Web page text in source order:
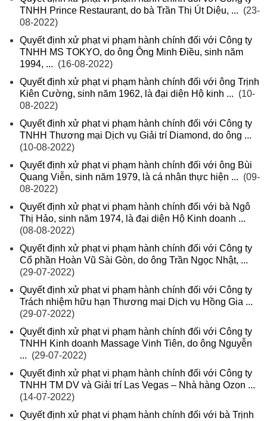
TNHH Prince Restaurant, do bà Trần Thị Út Diệu, ... (23-
08-2022)
Quyết định xử phạt vi phạm hành chính đối với Công ty
TNHH MS TOKYO, do ông Ông Minh Điều, sinh năm
1994, ... (16-08-2022)
Quyết định xử phạt vi phạm hành chính đối với ông Trịnh
Kiên Cường, sinh năm 1962, là đại diện Hộ kinh ... (10-
08-2022)
Quyết định xử phạt vi phạm hành chính đối với Công ty
TNHH Thương mại Dịch vụ Giải trí Diamond, do ông ...
(10-08-2022)
Quyết định xử phạt vi phạm hành chính đối với ông Bùi
Quang Viễn, sinh năm 1979, là cá nhân thực hiện ... (09-
08-2022)
Quyết định xử phạt vi phạm hành chính đối với bà Ngô
Thị Hảo, sinh năm 1974, là đại diện Hộ Kinh doanh ...
(08-08-2022)
Quyết định xử phạt vi phạm hành chính đối với Công ty
Cổ phần Hoàn Vũ Sài Gòn, do ông Trần Ngọc Nhật, ...
(29-07-2022)
Quyết định xử phạt vi phạm hành chính đối với Công ty
Trách nhiệm hữu hạn Thương mại Dịch vụ Hồng Gia ...
(29-07-2022)
Quyết định xử phạt vi phạm hành chính đối với Công ty
TNHH Kinh doanh Massage Vinh Tiên, do ông Nguyễn
... (29-07-2022)
Quyết định xử phạt vi phạm hành chính đối với Công ty
TNHH TM DV và Giải trí Las Vegas – Nhà hàng Ozon ...
(14-07-2022)
Quyết định xử phạt vi phạm hành chính đối với bà Trịnh